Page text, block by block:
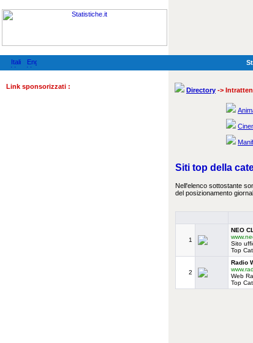
Link sponsorizzati : Directory ->
Siti top della
Nell'elenco sottostante
del posizionamento
1
NEO
Sito
Top
2
Radio
Web
Top